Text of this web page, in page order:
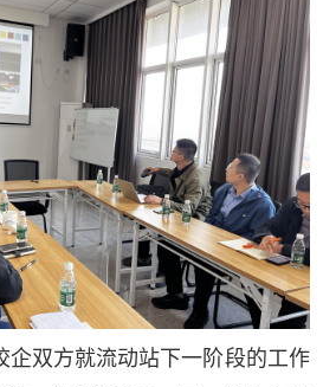
企双方就流动站下一阶段的工作